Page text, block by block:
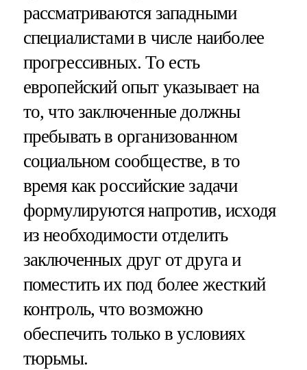
рассматриваются западными
специалистами в числе наиболее
прогрессивных. То есть
европейский опыт указывает на
то, что заключенные должны
пребывать в организованном
социальном сообществе, в то
время как российские задачи
формулируются напротив, исходя
из необходимости отделить
заключенных друг от друга и
поместить их под более жесткий
контроль, что возможно
обеспечить только в условиях
тюрьмы.